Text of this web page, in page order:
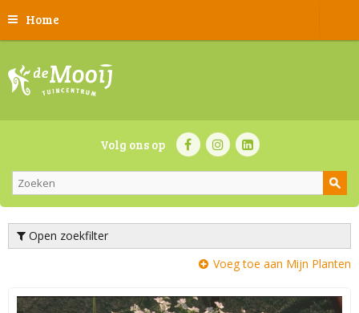
Home
Volg ons op
Open zoekfilter
Voeg toe aan Mijn Planten